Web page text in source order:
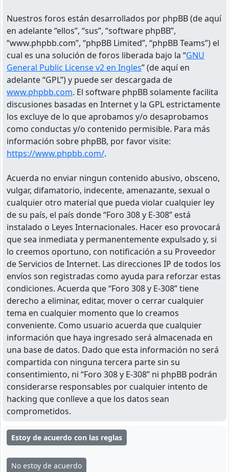
Nuestros foros están desarrollados por phpBB (de aquí
en adelante “ellos”, “sus”, “software phpBB”,
“www.phpbb.com”, “phpBB Limited”, “phpBB Teams”) el
cual es una solución de foros liberada bajo la “GNU
General Public License v2 en Ingles” (de aquí en
adelante “GPL”) y puede ser descargada de
www.phpbb.com. El software phpBB solamente facilita
discusiones basadas en Internet y la GPL estrictamente
los excluye de lo que aprobamos y/o desaprobamos
como conductas y/o contenido permisible. Para más
información sobre phpBB, por favor visite:
https://www.phpbb.com/.
Acuerda no enviar ningun contenido abusivo, obsceno,
vulgar, difamatorio, indecente, amenazante, sexual o
cualquier otro material que pueda violar cualquier ley
de su país, el país donde “Foro 308 y E-308” está
instalado o Leyes Internacionales. Hacer eso provocará
que sea inmediata y permanentemente expulsado y, si
lo creemos oportuno, con notificación a su Proveedor
de Servicios de Internet. Las direcciones IP de todos los
envíos son registradas como ayuda para reforzar estas
condiciones. Acuerda que “Foro 308 y E-308” tiene
derecho a eliminar, editar, mover o cerrar cualquier
tema en cualquier momento que lo creamos
conveniente. Como usuario acuerda que cualquier
información que haya ingresado será almacenada en
una base de datos. Dado que esta información no será
compartida con ninguna tercera parte sin su
consentimiento, ni “Foro 308 y E-308” ni phpBB podrán
considerarse responsables por cualquier intento de
hacking que conlleve a que los datos sean
comprometidos.